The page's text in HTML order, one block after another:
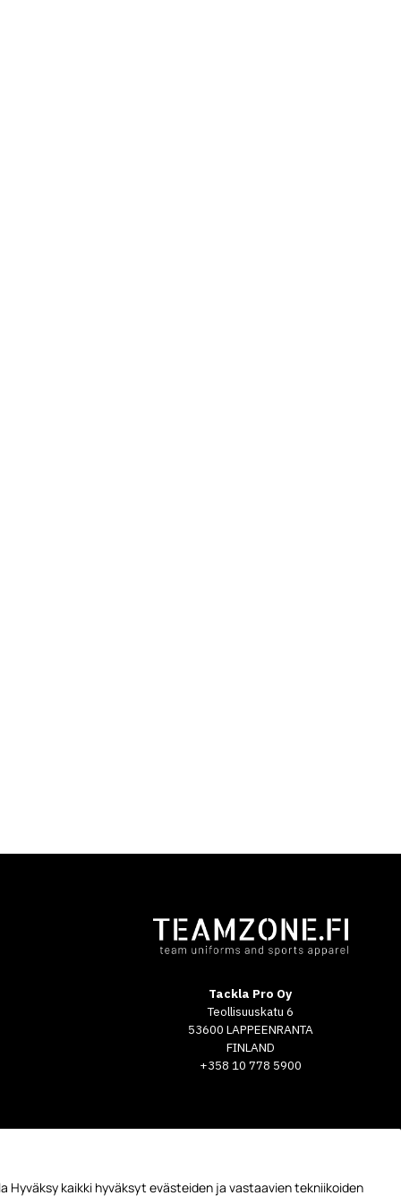
Tackla Pro Oy
Teollisuuskatu 6
53600 LAPPEENRANTA
FINLAND
+358 10 778 5900
kaikki hyväksyt evästeiden ja vastaavien tekniikoiden